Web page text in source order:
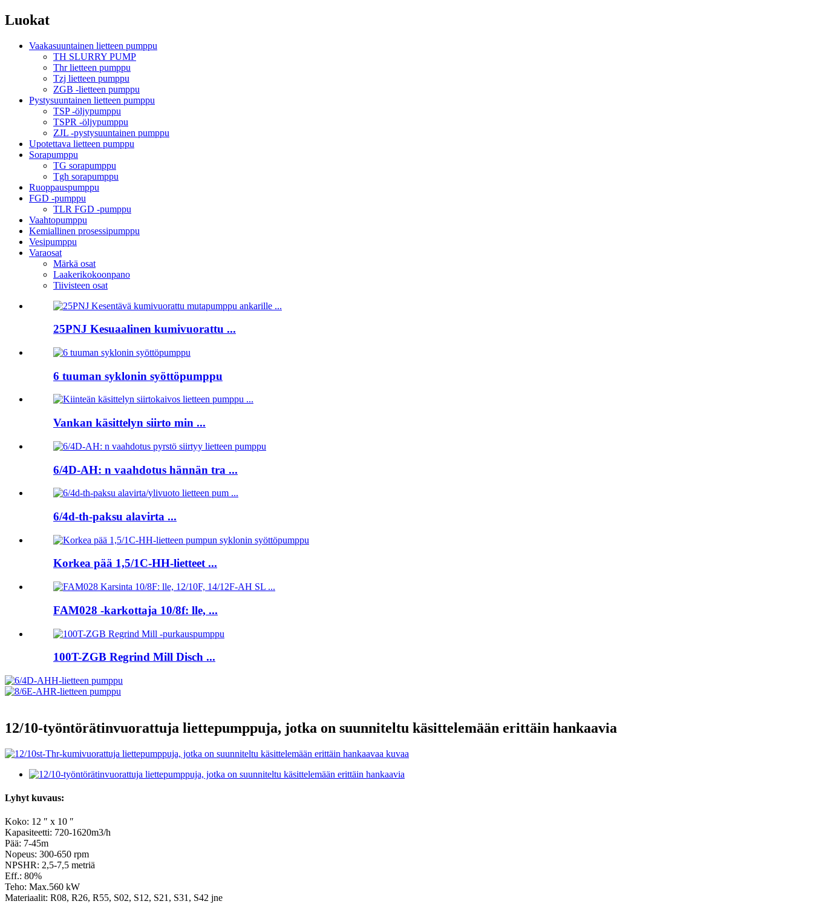
Luokat
Vaakasuuntainen lietteen pumppu
TH SLURRY PUMP
Thr lietteen pumppu
Tzj lietteen pumppu
ZGB -lietteen pumppu
Pystysuuntainen lietteen pumppu
TSP -öljypumppu
TSPR -öljypumppu
ZJL -pystysuuntainen pumppu
Upotettava lietteen pumppu
Sorapumppu
TG sorapumppu
Tgh sorapumppu
Ruoppauspumppu
FGD -pumppu
TLR FGD -pumppu
Vaahtopumppu
Kemiallinen prosessipumppu
Vesipumppu
Varaosat
Märkä osat
Laakerikokoonpano
Tiivisteen osat
25PNJ Kesuaalinen kumivuorattu ...
6 tuuman syklonin syöttöpumppu
Vankan käsittelyn siirto min ...
6/4D-AH: n vaahdotus hännän tra ...
6/4d-th-paksu alavirta ...
Korkea pää 1,5/1C-HH-lietteet ...
FAM028 -karkottaja 10/8f: lle, ...
100T-ZGB Regrind Mill Disch ...
12/10-työntörätinvuorattuja liettepumppuja, jotka on suunniteltu käsittelemään erittäin hankaavia
Lyhyt kuvaus:
Koko: 12 ″ x 10 ″
Kapasiteetti: 720-1620m3/h
Pää: 7-45m
Nopeus: 300-650 rpm
NPSHR: 2,5-7,5 metriä
Eff.: 80%
Teho: Max.560 kW
Materiaalit: R08, R26, R55, S02, S12, S21, S31, S42 jne